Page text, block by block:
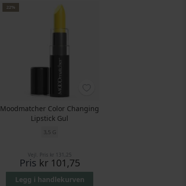
22%
Moodmatcher Color Changing
Lipstick Gul
3,5 G
Vejl. Pris kr 131,25
Pris kr 101,75
Legg i handlekurven